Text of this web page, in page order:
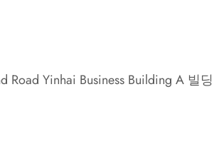
Road Yinhai Business Building A 빌딩